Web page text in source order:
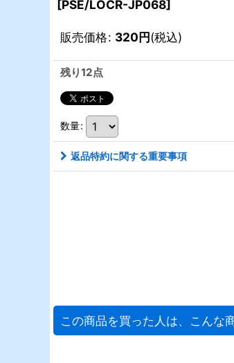
[PSE/LOCR-JP068]
販売価格: 320円(税込)
残り12点
数量:
返品特約に関する重要事項
この商品を買った人は、こんな